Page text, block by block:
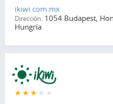
ikiwi.com.mx
Dirección: 1054 Budapest,
Hungría